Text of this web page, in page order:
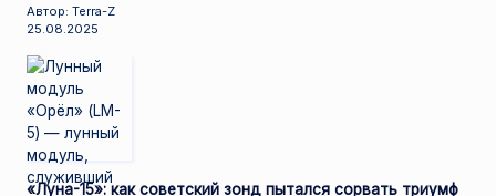
Автор: Terra-Z
25.08.2025
«Луна-15»: как советский зонд пытался сорвать триумф